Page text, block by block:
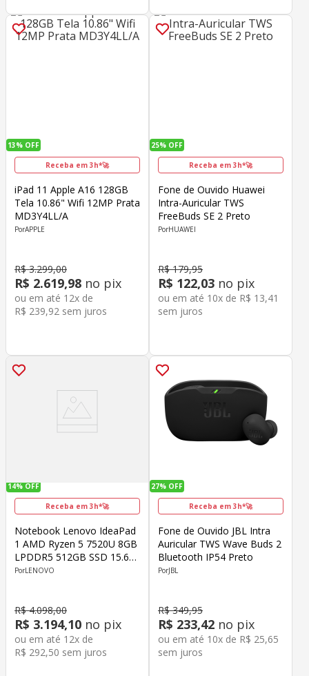
13% OFF
Receba em 3h*🚀
iPad 11 Apple A16 128GB
Tela 10.86" Wifi 12MP Prata
MD3Y4LL/A
APPLE
R$ 3.299,00
R$ 2.619,98 no pix
ou em até 12x de
R$ 239,92 sem juros
25% OFF
Receba em 3h*🚀
Fone de Ouvido Huawei
Intra-Auricular TWS
FreeBuds SE 2 Preto
HUAWEI
R$ 179,95
R$ 122,03 no pix
ou em até 10x de R$ 13,41
sem juros
14% OFF
Receba em 3h*🚀
Notebook Lenovo IdeaPad
1 AMD Ryzen 5 7520U 8GB
LPDDR5 512GB SSD 15.6"
HD Windows 11 Home
LENOVO
R$ 4.098,00
R$ 3.194,10 no pix
ou em até 12x de
R$ 292,50 sem juros
27% OFF
Receba em 3h*🚀
Fone de Ouvido JBL Intra
Auricular TWS Wave Buds 2
Bluetooth IP54 Preto
JBL
R$ 349,95
R$ 233,42 no pix
ou em até 10x de R$ 25,65
sem juros